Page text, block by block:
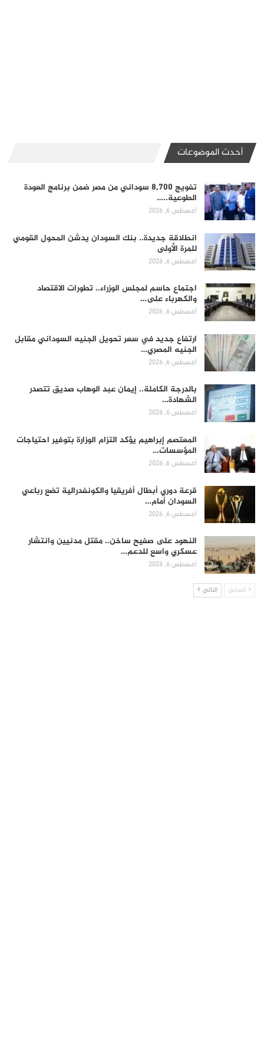
أحدث الموضوعات
تفويج 8,700 سوداني من مصر ضمن برنامج العودة
الطوعية..…
أغسطس 6, 2026
انطلاقة جديدة.. بنك السودان يدشن المحول القومي
للمرة الأولى
أغسطس 6, 2026
اجتماع حاسم لمجلس الوزراء.. تطورات الاقتصاد
والكهرباء على…
أغسطس 6, 2026
ارتفاع جديد في سعر تحويل الجنيه السوداني مقابل
الجنيه المصري…
أغسطس 6, 2026
بالدرجة الكاملة.. إيمان عبد الوهاب صديق تتصدر
الشهادة…
أغسطس 6, 2026
المعتصم إبراهيم يؤكد التزام الوزارة بتوفير احتياجات
المؤسسات…
أغسطس 6, 2026
قرعة دوري أبطال أفريقيا والكونفدرالية تضع رباعي
السودان أمام…
أغسطس 6, 2026
النهود على صفيح ساخن.. مقتل مدنيين وانتشار
عسكري واسع للدعم…
أغسطس 6, 2026
السابق التالي